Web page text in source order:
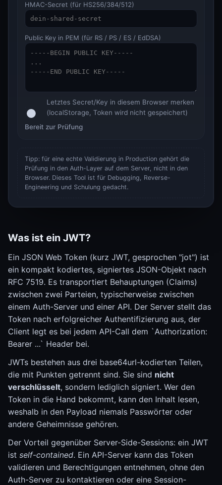
HMAC-Secret (für HS256/384/512)
Public Key in PEM (für RS / PS / ES / EdDSA)
Letztes Secret/Key in diesem Browser merken
(localStorage, Token wird nicht gespeichert)
Bereit zur Prüfung
Tipp: für eine echte Validierung in Production gehört die
Prüfung in den Auth-Layer auf dem Server, nicht in den
Browser. Dieses Tool ist für Debugging, Reverse-
Engineering und Schulung gedacht.
Was ist ein JWT?
Ein JSON Web Token (kurz JWT, gesprochen "jot") ist
ein kompakt kodiertes, signiertes JSON-Objekt nach
RFC 7519. Es transportiert Behauptungen (Claims)
zwischen zwei Parteien, typischerweise zwischen
einem Auth-Server und einer API. Der Server stellt das
Token nach erfolgreicher Authentifizierung aus, der
Client legt es bei jedem API-Call dem `Authorization:
Bearer ...` Header bei.
JWTs bestehen aus drei base64url-kodierten Teilen,
die mit Punkten getrennt sind. Sie sind nicht
verschlüsselt, sondern lediglich signiert. Wer den
Token in die Hand bekommt, kann den Inhalt lesen,
weshalb in den Payload niemals Passwörter oder
andere Geheimnisse gehören.
Der Vorteil gegenüber Server-Side-Sessions: ein JWT
ist self-contained. Ein API-Server kann das Token
validieren und Berechtigungen entnehmen, ohne den
Auth-Server zu kontaktieren oder eine Session-